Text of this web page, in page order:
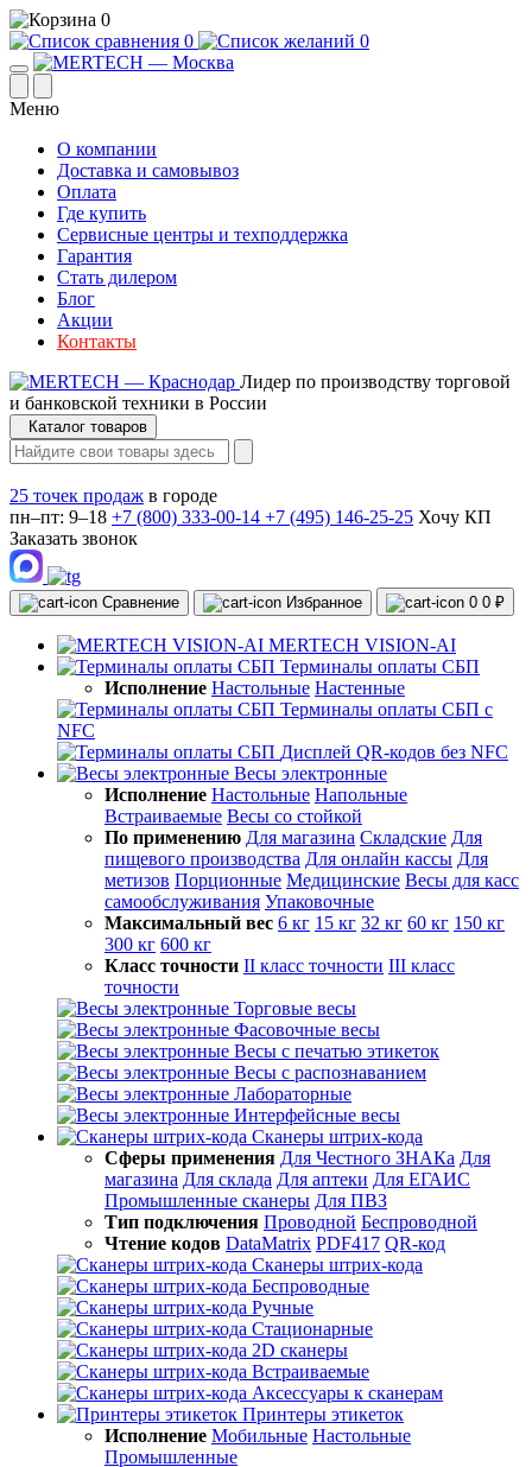
0
0
0
Меню
О компании
Доставка и самовывоз
Оплата
Где купить
Сервисные центры и техподдержка
Гарантия
Стать дилером
Блог
Акции
Контакты
Лидер по производству торговой
и банковской техники в России
Каталог товаров
25 точек продаж в городе
пн–пт: 9–18 +7 (800) 333-00-14 +7 (495) 146-25-25 Хочу КП
Заказать звонок
Сравнение Избранное 0 0 ₽
MERTECH VISION-AI
Терминалы оплаты СБП
Исполнение Настольные Настенные
Терминалы оплаты СБП с
NFC
Дисплей QR-кодов без NFC
Весы электронные
Исполнение Настольные Напольные
Встраиваемые Весы со стойкой
По применению Для магазина Складские Для
пищевого производства Для онлайн кассы Для
метизов Порционные Медицинские Весы для касс
самообслуживания Упаковочные
Максимальный вес 6 кг 15 кг 32 кг 60 кг 150 кг
300 кг 600 кг
Класс точности II класс точности III класс
точности
Торговые весы
Фасовочные весы
Весы с печатью этикеток
Весы с распознаванием
Лабораторные
Интерфейсные весы
Сканеры штрих-кода
Сферы применения Для Честного ЗНАКа Для
магазина Для склада Для аптеки Для ЕГАИС
Промышленные сканеры Для ПВЗ
Тип подключения Проводной Беспроводной
Чтение кодов DataMatrix PDF417 QR-код
Сканеры штрих-кода
Беспроводные
Ручные
Стационарные
2D сканеры
Встраиваемые
Аксессуары к сканерам
Принтеры этикеток
Исполнение Мобильные Настольные
Промышленные